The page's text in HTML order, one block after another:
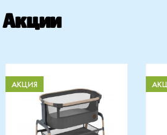
Акции
АКЦИЯ